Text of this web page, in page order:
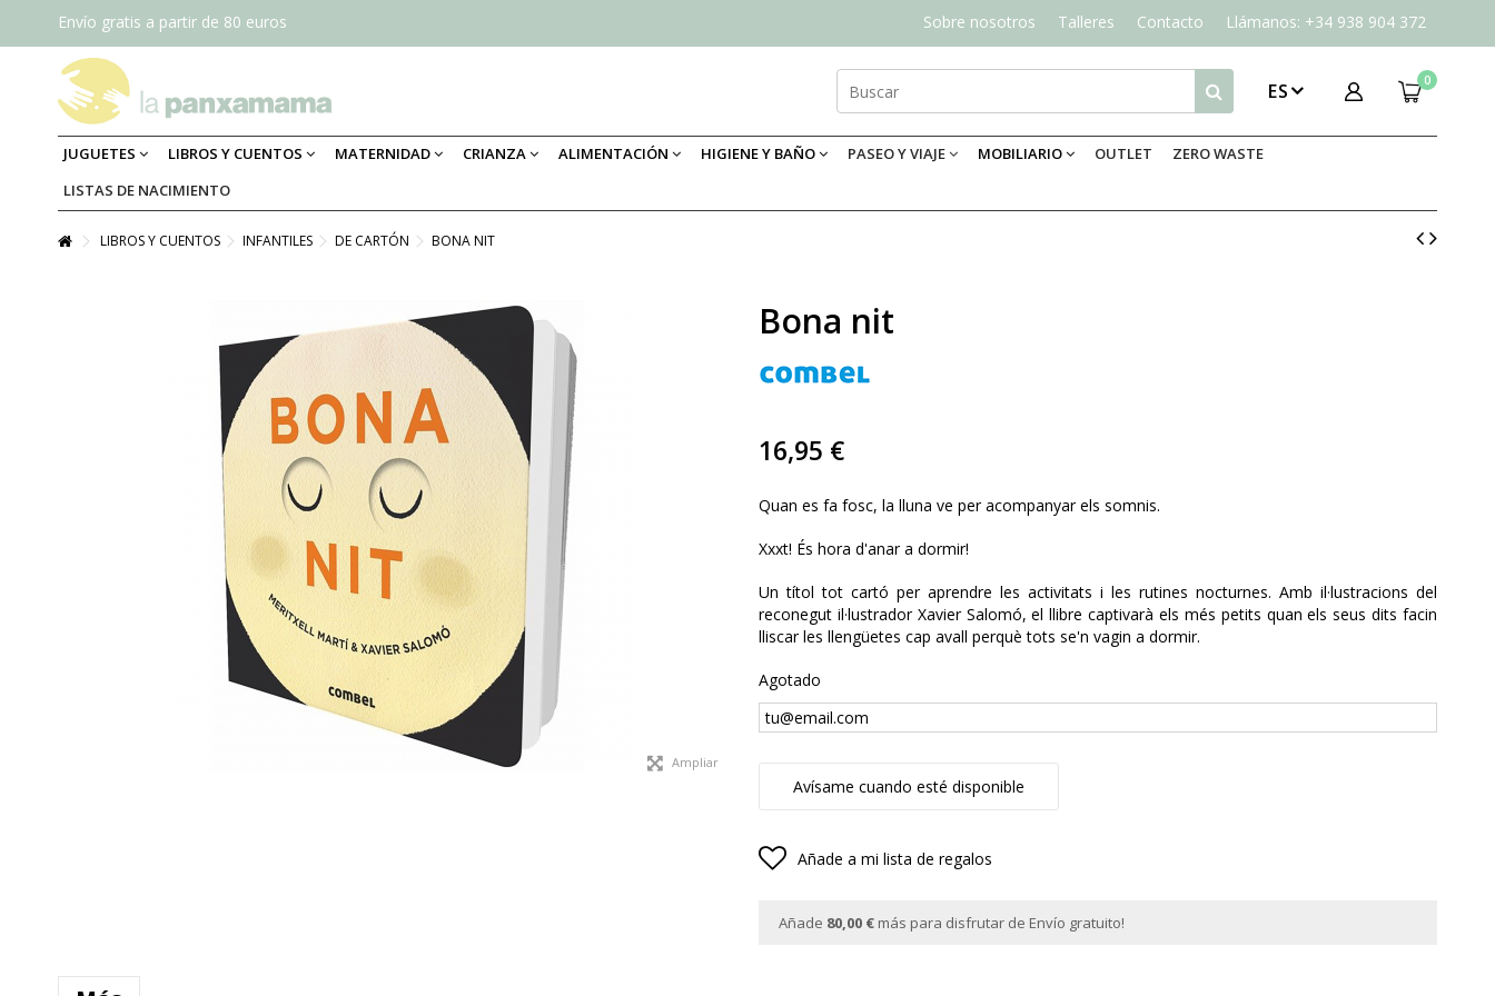
Sobre nosotros Talleres Contacto Llámanos: +34 938 904 372
Envío gratis a partir de 80 euros
0
ES
JUGUETES LIBROS Y CUENTOS MATERNIDAD CRIANZA ALIMENTACIÓN HIGIENE Y BAÑO PASEO Y VIAJE MOBILIARIO OUTLET
ZERO WASTE
LISTAS DE NACIMIENTO
LIBROS Y CUENTOS INFANTILES DE CARTÓN BONA NIT
Ampliar
Bona nit
16,95 €
Quan es fa fosc, la lluna ve per acompanyar els somnis.
Xxxt! És hora d'anar a dormir!
Un títol tot cartó per aprendre les activitats i les rutines nocturnes. Amb il·lustracions del
reconegut il·lustrador Xavier Salomó, el llibre captivarà els més petits quan els seus dits facin
lliscar les llengüetes cap avall perquè tots se'n vagin a dormir.
Agotado
Avísame cuando esté disponible
Añade a mi lista de regalos
Añade 80,00 € más para disfrutar de Envío gratuito!